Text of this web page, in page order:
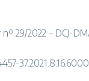
29/2022 – DCJ-
37.2021.8.16.6000